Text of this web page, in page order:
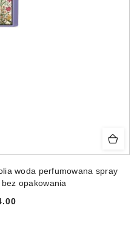
woda perfumowana spray
opakowania
Cena: